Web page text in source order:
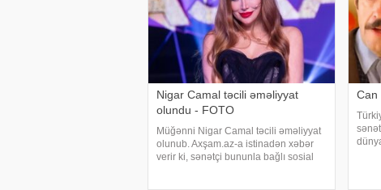
Nigar Camal təcili əməliyyat
olundu - FOTO
Müğənni Nigar Camal təcili əməliyyat
olunub. Axşam.az-a istinadən xəbər
verir ki, sənətçi bununla bağlı sosial
Can